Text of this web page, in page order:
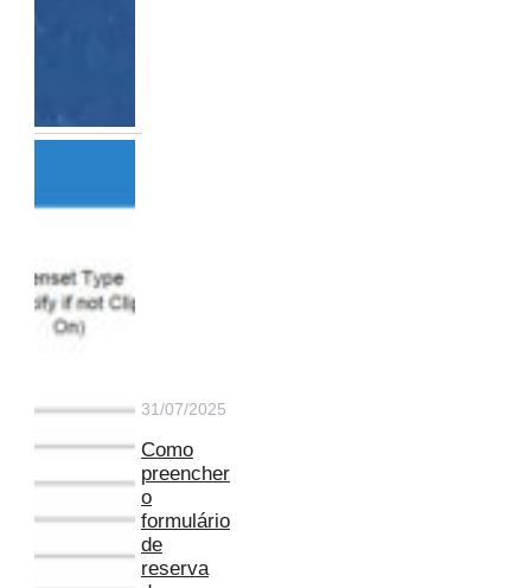
31/07/2025
Como
preencher
o
formulário
de
reserva